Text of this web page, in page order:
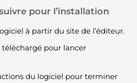
pour l’installation
à partir du site de l’éditeur.
pour lancer
du logiciel pour terminer